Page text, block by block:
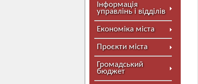
Інформація
управлінь і відділів
Економіка міста
Проєкти міста
Громадський
бюджет